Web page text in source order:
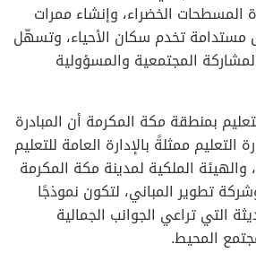
المسطحات الخضراء، وإنشاء ممرات
مستدامة تخدم سكان الأحياء، وتسهّل
المجتمعية والمسؤولية
بمنطقة مكة المكرمة أن المبادرة
التعليم ممثلةً بالإدارة العامة للتعليم
الملكية لمدينة مكة المكرمة
تطوير المباني، لتكون نموذجًا
التي تراعي الجوانب الجمالية
المحيط.